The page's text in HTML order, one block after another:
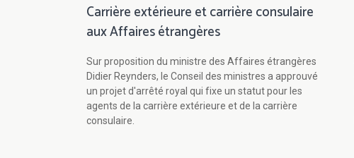
Carrière extérieure et carrière consulaire
aux Affaires étrangères
Sur proposition du ministre des Affaires étrangères
Didier Reynders, le Conseil des ministres a approuvé
un projet d'arrêté royal qui fixe un statut pour les
agents de la carrière extérieure et de la carrière
consulaire.